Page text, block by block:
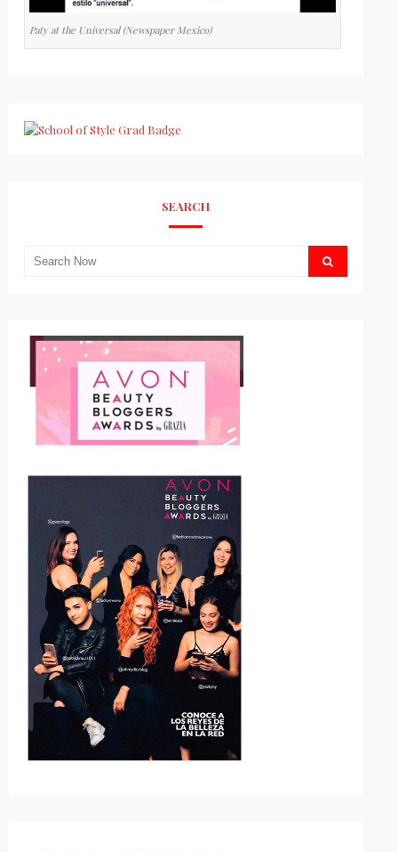
Paty at the Universal (Newspaper Mexico)
SEARCH